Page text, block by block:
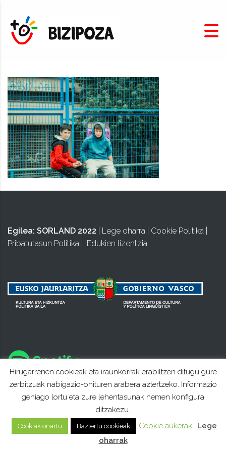
Egilea: SORLAND 2022 Lege oharra Cookie Politika
Pribatutasun Politika
Edukien lizentzia
Hirugarrenen cookieak eta iraunkorrak erabiltzen ditugu gure
zerbitzuak nabigazio-ohituren arabera aztertzeko. Informazio
gehiago lortu eta zure lehentasunak hemen konfigura
ditzakezu.
Cookiak onartu Baztertu cookieak Cookie aukerak
Lege
oharrak